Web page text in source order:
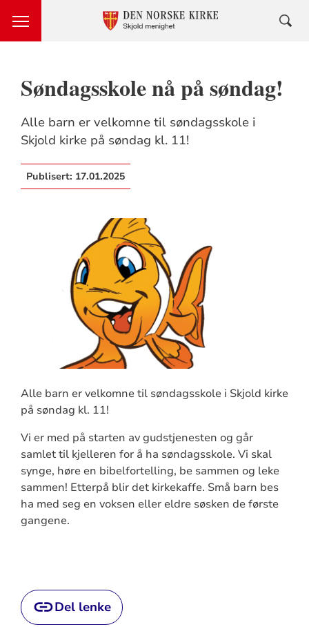
Søndagsskole nå på søndag!
Alle barn er velkomne til søndagsskole i
Skjold kirke på søndag kl. 11!
Publisert: 17.01.2025
Alle barn er velkomne til søndagsskole i Skjold kirke
på søndag kl. 11!
Vi er med på starten av gudstjenesten og går
samlet til kjelleren for å ha søndagsskole. Vi skal
synge, høre en bibelfortelling, be sammen og leke
sammen! Etterpå blir det kirkekaffe. Små barn bes
ha med seg en voksen eller eldre søsken de første
gangene.
Del lenke